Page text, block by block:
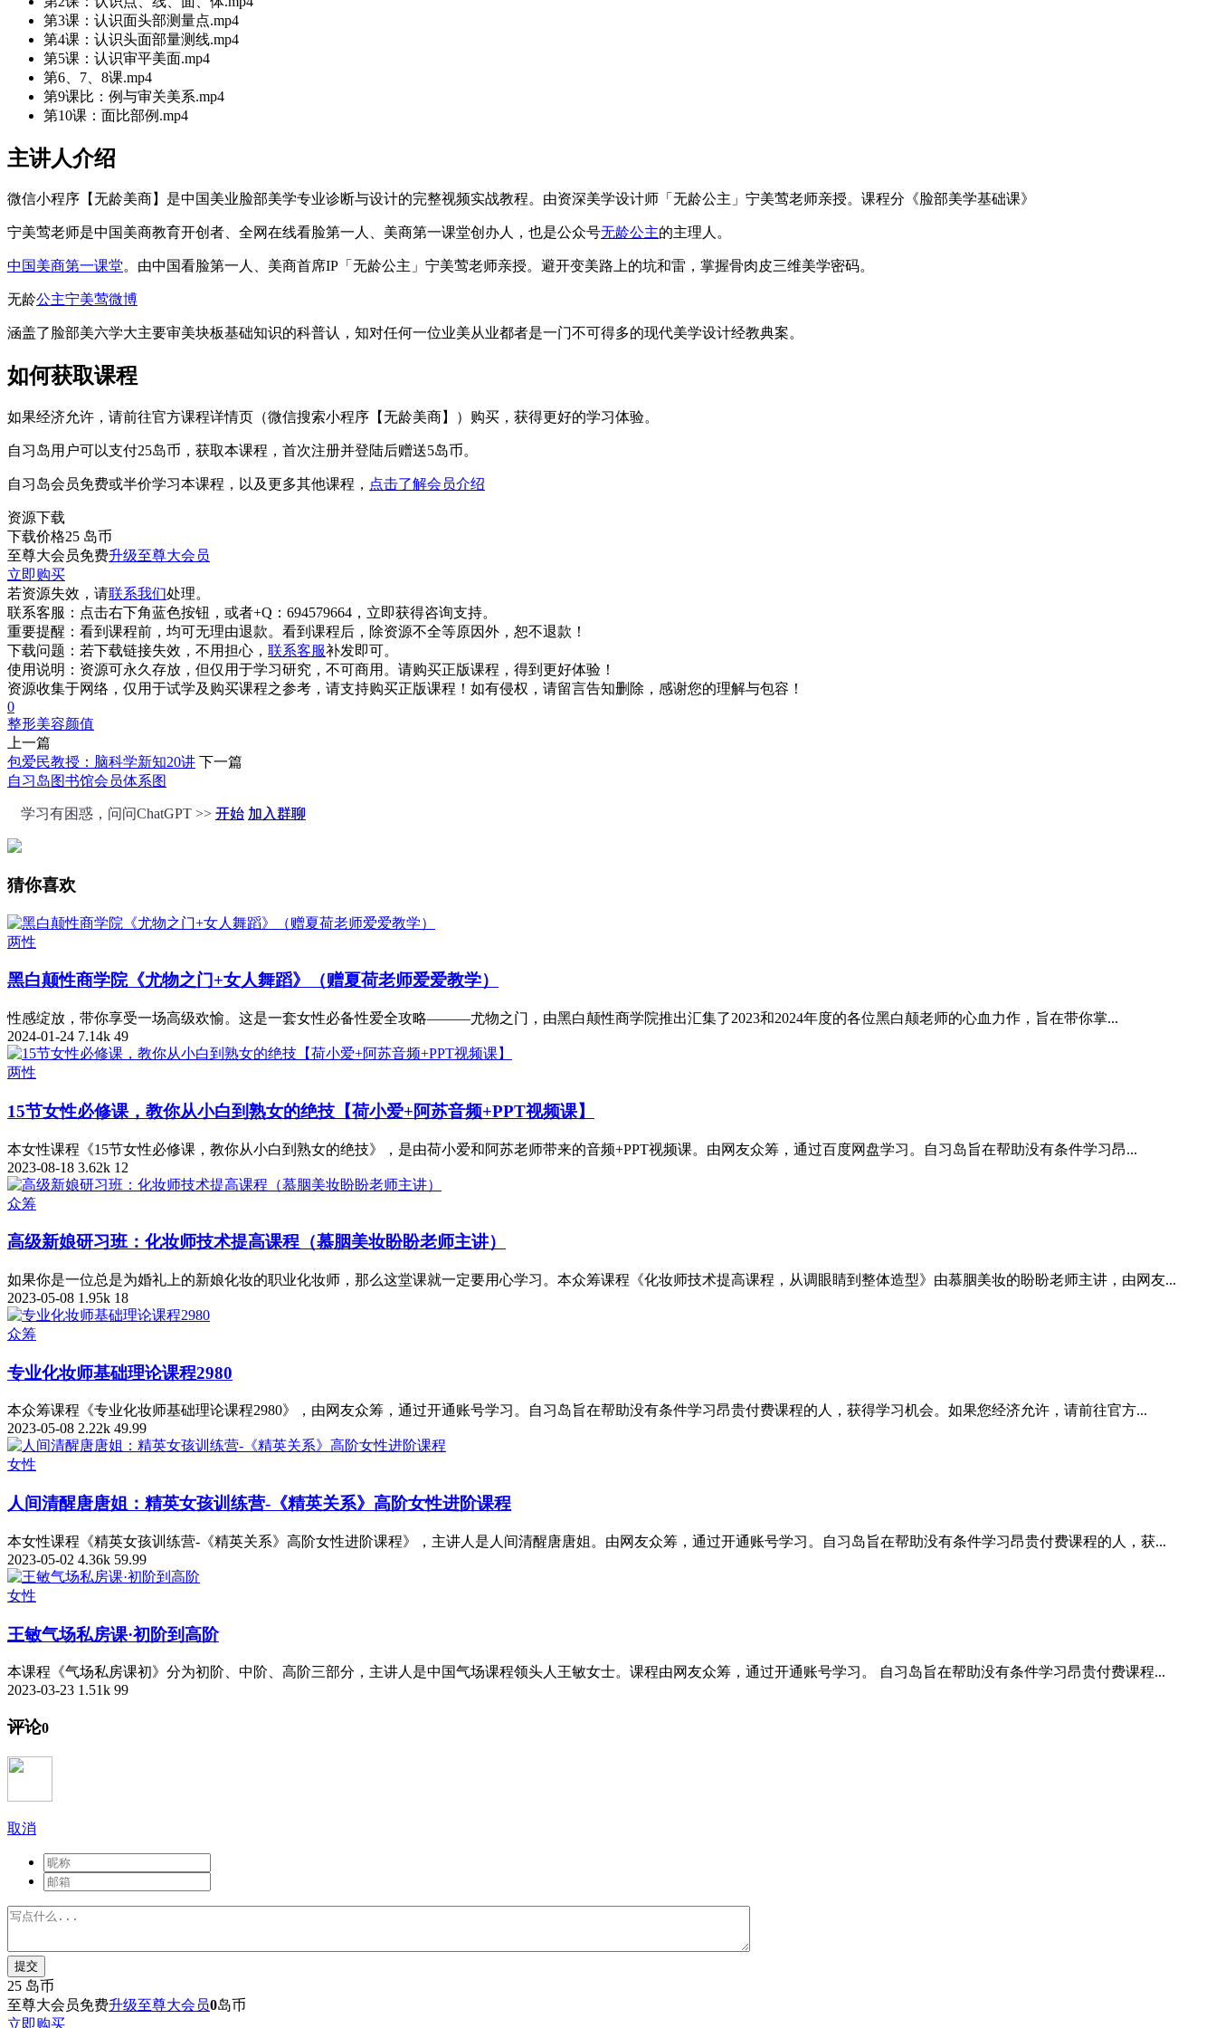
第3课：认识面头‬部测量点.mp4
第4课：认识头面部量测‬线.mp4
第5课：认识审平美‬面.mp4
第6、7、8课.mp4
第9课比：‬例与审关美‬系.mp4
第10课：面比部‬例.mp4
主讲人介绍
微信小程序【无龄美商】是中国美业脸部美学专业诊断与设计的完整视频实战教程。由资深美学设计师「无龄公主」宁美莺老师亲授。课程分《脸部美学基础课》
宁美莺老师是中国美商教育开创者、全网在线看脸第一人、美商第一课堂创办人，也是公众号无龄公主的主理人。
中国美商第一课堂。由中国看脸第一人、美商首席IP「无龄公主」宁美莺老师亲授。避开变美路上的坑和雷，掌握骨肉皮三维美学密码。
无龄公主宁美莺微博
涵盖了脸部美六学‬大主要审美块板‬基础知识的科普认，知‬对任何一位业美‬从业都者‬是一门不可得多‬的现代美学设计经教典‬案。
如何获取课程
如果经济允许，请前往官方课程详情页（微信搜索小程序【无龄美商】）购买，获得更好的学习体验。
自习岛用户可以支付25岛币，获取本课程，首次注册并登陆后赠送5岛币。
自习岛会员免费或半价学习本课程，以及更多其他课程， 点击了解会员介绍
资源下载
下载价格25 岛币
至尊大会员免费升级至尊大会员
立即购买
若资源失效，请联系我们处理。
联系客服： 点击右下角蓝色按钮，或者+Q：694579664，立即获得咨询支持。
重要提醒： 看到课程前，均可无理由退款。看到课程后，除资源不全等原因外，恕不退款！
下载问题： 若下载链接失效，不用担心， 联系客服补发即可。
使用说明： 资源可永久存放，但仅用于学习研究，不可商用。请购买正版课程，得到更好体验！
资源收集于网络，仅用于试学及购买课程之参考，请支持购买正版课程！如有侵权，请留言告知删除，感谢您的理解与包容！
0
整形美容颜值
上一篇
包爱民教授：脑科学新知20讲 下一篇
自习岛图书馆会员体系图
学习有困惑，问问ChatGPT >> 开始 加入群聊
猜你喜欢
两性
黑白颠性商学院《尤物之门+女人舞蹈》（赠夏荷老师爱爱教学）
性感绽放，带你享受一场高级欢愉。这是一套女性必备性爱全攻略———尤物之门，由黑白颠性商学院推出汇集了2023和2024年度的各位黑白颠老师的心血力作，旨在带你掌...
2024-01-24 7.14k 49
两性
15节女性必修课，教你从小白到熟女的绝技【荷小爱+阿苏音频+PPT视频课】
本女性课程《15节女性必修课，教你从小白到熟女的绝技》，是由荷小爱和阿苏老师带来的音频+PPT视频课。由网友众筹，通过百度网盘学习。自习岛旨在帮助没有条件学习昂...
2023-08-18 3.62k 12
众筹
高级新娘研习班：化妆师技术提高课程（慕胭美妆盼盼老师主讲）
如果你是一位总是为婚礼上的新娘化妆的职业化妆师，那么这堂课就一定要用心学习。本众筹课程《化妆师技术提高课程，从调眼睛到整体造型》由慕胭美妆的盼盼老师主讲，由网友...
2023-05-08 1.95k 18
众筹
专业化妆师基础理论课程2980
本众筹课程《专业化妆师基础理论课程2980》，由网友众筹，通过开通账号学习。自习岛旨在帮助没有条件学习昂贵付费课程的人，获得学习机会。如果您经济允许，请前往官方...
2023-05-08 2.22k 49.99
女性
人间清醒唐唐姐：精英女孩训练营-《精英关系》高阶女性进阶课程
本女性课程《精英女孩训练营-《精英关系》高阶女性进阶课程》，主讲人是人间清醒唐唐姐。由网友众筹，通过开通账号学习。自习岛旨在帮助没有条件学习昂贵付费课程的人，获...
2023-05-02 4.36k 59.99
女性
王敏气场私房课·初阶到高阶
本课程《气场私房课初》分为初阶、中阶、高阶三部分，主讲人是中国气场课程领头人王敏女士。课程由网友众筹，通过开通账号学习。 自习岛旨在帮助没有条件学习昂贵付费课程...
2023-03-23 1.51k 99
评论0
取消
提交
25 岛币
至尊大会员免费升级至尊大会员0岛币
立即购买